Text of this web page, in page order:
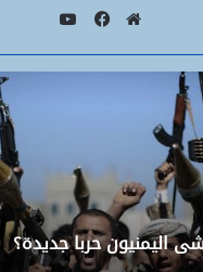
الويب
اليمنيون حربا جديدة؟